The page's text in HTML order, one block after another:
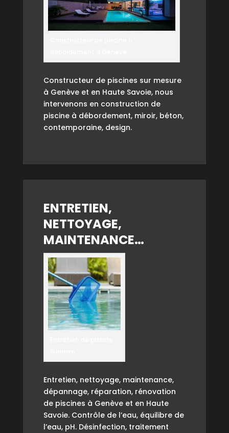
Constructeur de piscines sur mesure
à Genève et en Haute Savoie, nous
intervenons en construction de
piscine à débordement, miroir, béton,
contemporaine, design.
ENTRETIEN,
NETTOYAGE,
MAINTENANCE…
Entretien, nettoyage, maintenance,
dépannage, réparation, rénovation
de piscines à Genève et en Haute
Savoie. Contrôle de l’eau, équilibre de
l’eau, pH. Désinfection, traitement